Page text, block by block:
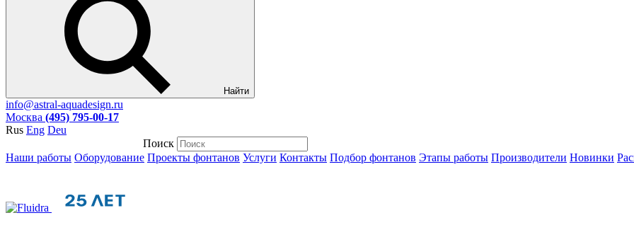
Найти
info@astral-aquadesign.ru
Москва (495) 795-00-17
Rus Eng Deu
Поиск
Наши работы Оборудование Проекты фонтанов Услуги Контакты Подбор фонтанов Этапы работы Производители Новинки